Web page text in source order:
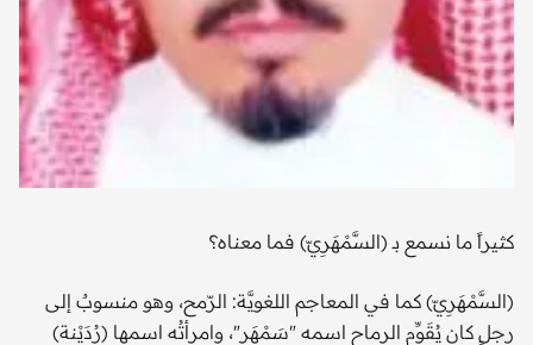
كثيراً ما نسمع بـ (السَّمْهَرِيّ) فما معناه؟
(السَّمْهَرِيّ) كما في المعاجم اللغويَّة: الرّمح، وهو منسوبٌ إلى
رجلٍ كان يُقَوِّم الرماح اسمه "سَمْهَر"، وامرأتُه اسمها (رُدَيْنة)